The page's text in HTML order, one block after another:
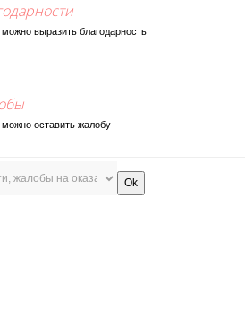
выразить благодарность
оставить жалобу